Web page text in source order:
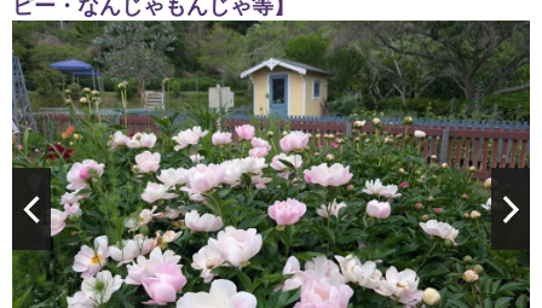
ピー・なんじゃもんじゃ等】